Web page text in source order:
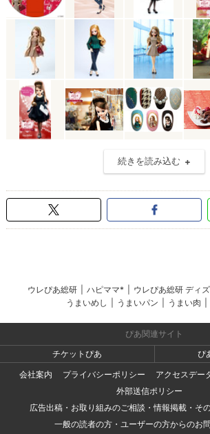
続きを読み込む
ウレぴあ総研 ハピママ* ウレぴあ総研 ディ
うまいめし
うまいパン うまい肉
ぴあ関連サイト
チケットぴあ
ぴ
会社案内
プライバシーポリシー
アクセスデー
外部送信ポリシー
広告出稿・お取り組みのご相談・情報掲載・そ
一般の読者の方・ユーザーの方からのお